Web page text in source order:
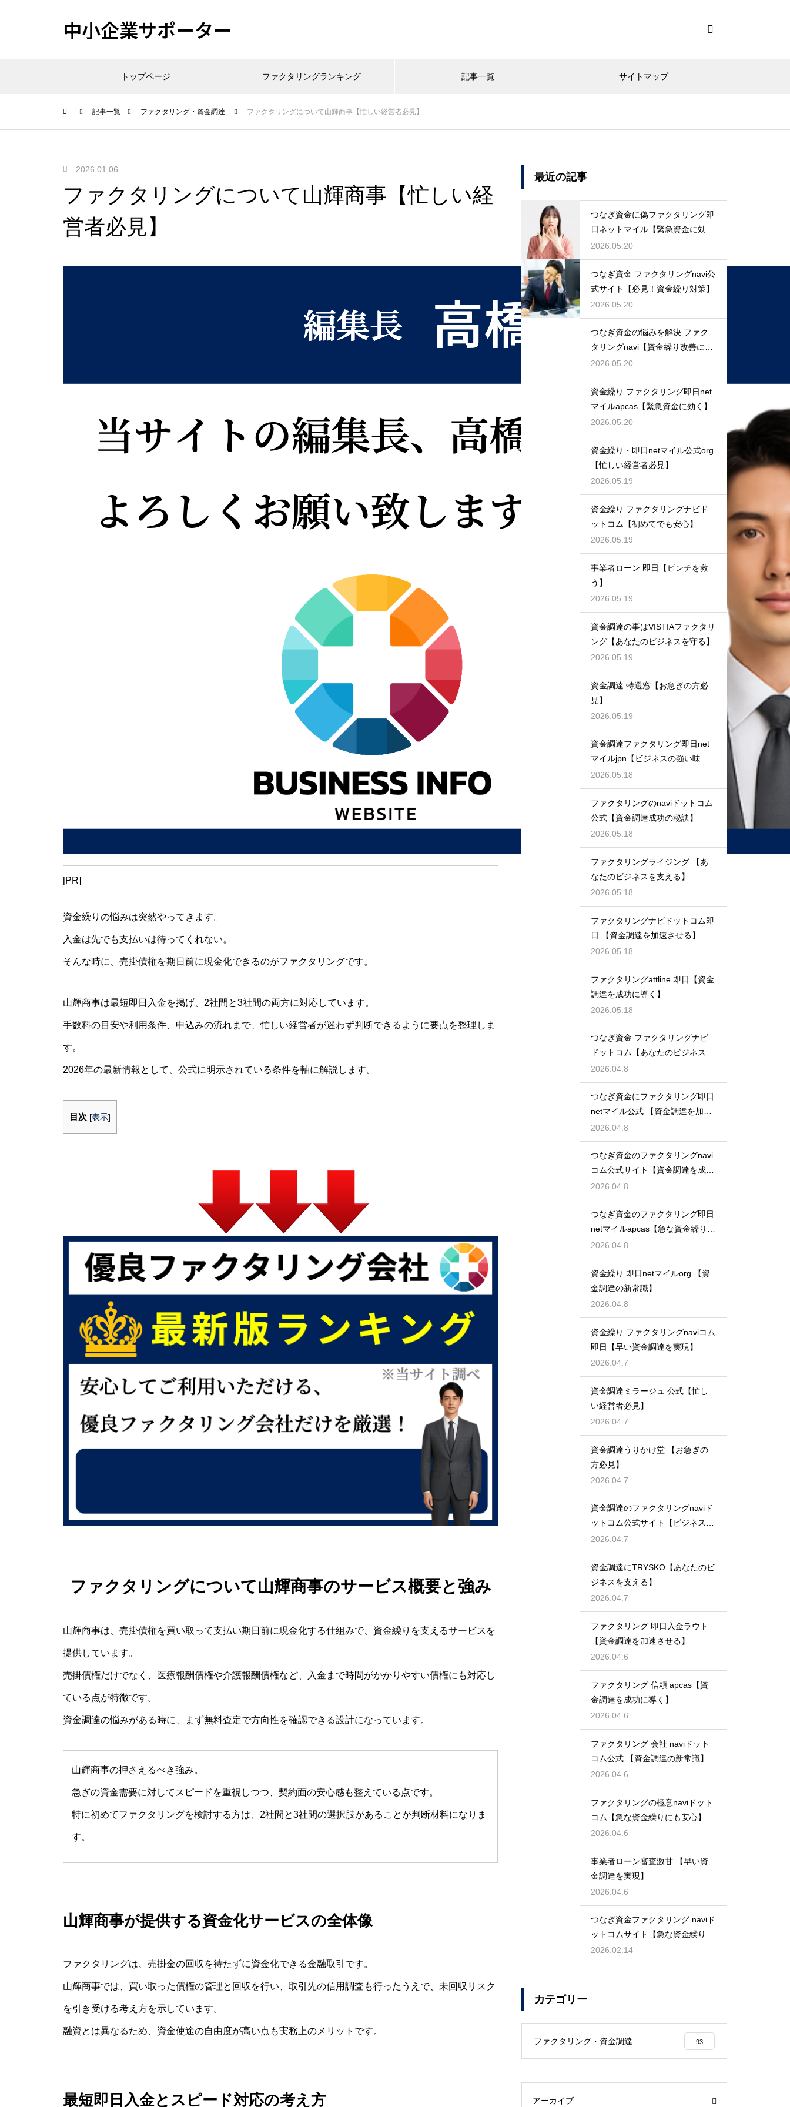
中小企業サポーター
トップページ ファクタリングランキング 記事一覧 サイトマップ
記事一覧 ファクタリング・資金調達 ファクタリングについて山輝商事【忙しい経営者必見】
2026.01.06
ファクタリングについて山輝商事【忙しい経
営者必見】
[PR]
資金繰りの悩みは突然やってきます。
入金は先でも支払いは待ってくれない。
そんな時に、売掛債権を期日前に現金化できるのがファクタリングです。
山輝商事は最短即日入金を掲げ、2社間と3社間の両方に対応しています。
手数料の目安や利用条件、申込みの流れまで、忙しい経営者が迷わず判断できるように要点を整理しま
す。
2026年の最新情報として、公式に明示されている条件を軸に解説します。
目次 [表示]
ファクタリングについて山輝商事のサービス概要と強み
山輝商事は、売掛債権を買い取って支払い期日前に現金化する仕組みで、資金繰りを支えるサービスを
提供しています。
売掛債権だけでなく、医療報酬債権や介護報酬債権など、入金まで時間がかかりやすい債権にも対応し
ている点が特徴です。
資金調達の悩みがある時に、まず無料査定で方向性を確認できる設計になっています。
山輝商事の押さえるべき強み。
急ぎの資金需要に対してスピードを重視しつつ、契約面の安心感も整えている点です。
特に初めてファクタリングを検討する方は、2社間と3社間の選択肢があることが判断材料になりま
す。
山輝商事が提供する資金化サービスの全体像
ファクタリングは、売掛金の回収を待たずに資金化できる金融取引です。
山輝商事では、買い取った債権の管理と回収を行い、取引先の信用調査も行ったうえで、未回収リスク
を引き受ける考え方を示しています。
融資とは異なるため、資金使途の自由度が高い点も実務上のメリットです。
最短即日入金とスピード対応の考え方
最近の記事
つなぎ資金に偽ファクタリング即
日ネットマイル【緊急資金に効
く】
2026.05.20
つなぎ資金 ファクタリングnavi公
式サイト【必見！資金繰り対策】
2026.05.20
つなぎ資金の悩みを解決 ファク
タリングnavi【資金繰り改善に最
適】
2026.05.20
資金繰り ファクタリング即日net
マイルapcas【緊急資金に効く】
2026.05.20
資金繰り・即日netマイル公式org
【忙しい経営者必見】
2026.05.19
資金繰り ファクタリングナビド
ットコム【初めてでも安心】
2026.05.19
事業者ローン 即日【ピンチを救
う】
2026.05.19
資金調達の事はVISTIAファクタリ
ング【あなたのビジネスを守る】
2026.05.19
資金調達 特選窓【お急ぎの方必
見】
2026.05.19
資金調達ファクタリング即日net
マイルjpn【ビジネスの強い味
方】
2026.05.18
ファクタリングのnaviドットコム
公式【資金調達成功の秘訣】
2026.05.18
ファクタリングライジング 【あ
なたのビジネスを支える】
2026.05.18
ファクタリングナビドットコム即
日 【資金調達を加速させる】
2026.05.18
ファクタリングattline 即日【資金
調達を成功に導く】
2026.05.18
つなぎ資金 ファクタリングナビ
ドットコム【あなたのビジネスを
支える】
2026.04.8
つなぎ資金にファクタリング即日
netマイル公式 【資金調達を加速
させる】
2026.04.8
つなぎ資金のファクタリングnavi
コム公式サイト【資金調達を成功
に導く】
2026.04.8
つなぎ資金のファクタリング即日
netマイルapcas【急な資金繰りに
も安心】
2026.04.8
資金繰り 即日netマイルorg 【資
金調達の新常識】
2026.04.8
資金繰り ファクタリングnaviコム
即日【早い資金調達を実現】
2026.04.7
資金調達ミラージュ 公式【忙し
い経営者必見】
2026.04.7
資金調達うりかけ堂 【お急ぎの
方必見】
2026.04.7
資金調達のファクタリングnaviド
ットコム公式サイト【ビジネスの
強い味方】
2026.04.7
資金調達にTRYSKO【あなたのビ
ジネスを支える】
2026.04.7
ファクタリング 即日入金ラウト
【資金調達を加速させる】
2026.04.6
ファクタリング 信頼 apcas【資
金調達を成功に導く】
2026.04.6
ファクタリング 会社 naviドット
コム公式 【資金調達の新常識】
2026.04.6
ファクタリングの極意naviドット
コム【急な資金繰りにも安心】
2026.04.6
事業者ローン審査激甘 【早い資
金調達を実現】
2026.04.6
つなぎ資金ファクタリング naviド
ットコムサイト【急な資金繰りに
も安心】
2026.02.14
カテゴリー
ファクタリング・資金調達 93
アーカイブ